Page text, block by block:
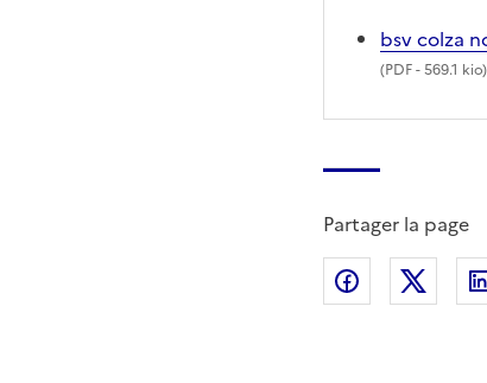
bsv colza
(PDF- 569.1 kio)
Partager la page
Partager sur